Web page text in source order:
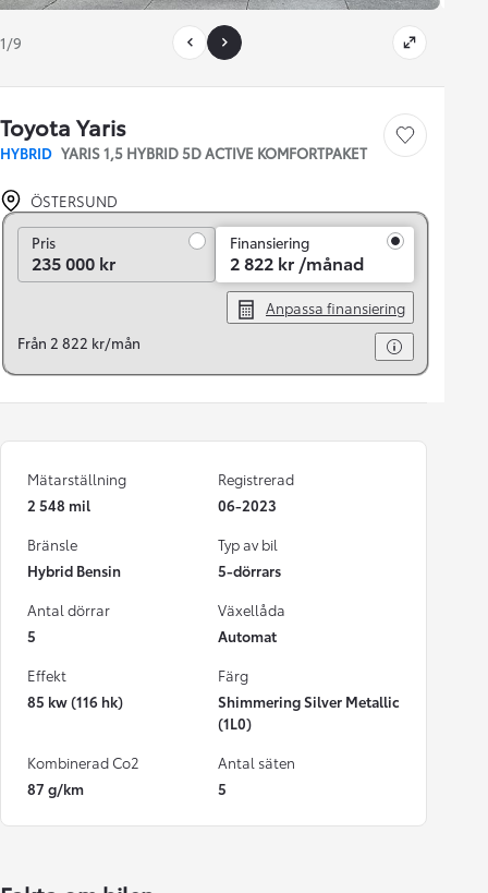
1/9
Toyota Yaris
HYBRID YARIS 1,5 HYBRID 5D ACTIVE KOMFORTPAKET
Save car
ÖSTERSUND
PrisPris
235 000 kr
Finansiering
2 822 kr /månad
Anpassa finansiering
Från 2 822 kr/mån
Mätarställning
2 548 mil
Registrerad
06-2023
Bränsle
Hybrid Bensin
Typ av bil
5-dörrars
Antal dörrar
5
Växellåda
Automat
Effekt
85 kw (116 hk)
Färg
Shimmering Silver Metallic
(1L0)
Kombinerad Co2
87 g/km
Antal säten
5